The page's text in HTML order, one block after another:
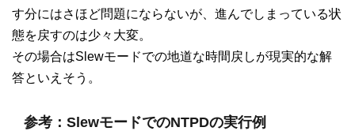
す分にはさほど問題にならないが、進んでしまっている状
態を戻すのは少々大変。
その場合はSlewモードでの地道な時間戻しが現実的な解
答といえそう。
参考：SlewモードでのNTPDの実行例